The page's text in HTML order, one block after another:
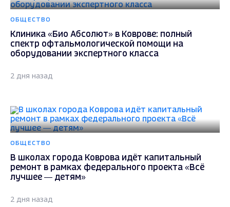
ОБЩЕСТВО
Клиника «Био Абсолют» в Коврове: полный
спектр офтальмологической помощи на
оборудовании экспертного класса
2 дня назад
ОБЩЕСТВО
В школах города Коврова идёт капитальный
ремонт в рамках федерального проекта «Всё
лучшее — детям»
2 дня назад